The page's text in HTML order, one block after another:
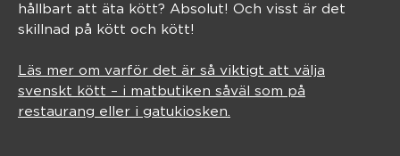
hållbart att äta kött? Absolut! Och visst är det
skillnad på kött och kött!
Läs mer om varför det är så viktigt att välja
svenskt kött – i matbutiken såväl som på
restaurang eller i gatukiosken.